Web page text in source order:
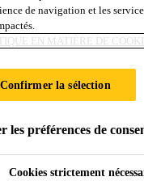
butyl
caoutchouc butyl, à
Sarnavap®-1000 R
de navigation et les
EN MATIÈRE DE
Confirmer la sélection
les préférences de
Cookies strictement